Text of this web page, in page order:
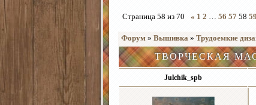
Страница 58 из 70 « 1 2 … 56 57 58 59
Форум » Вышивка » Трудоемкие
ТВОРЧЕСКАЯ
Julchik_spb